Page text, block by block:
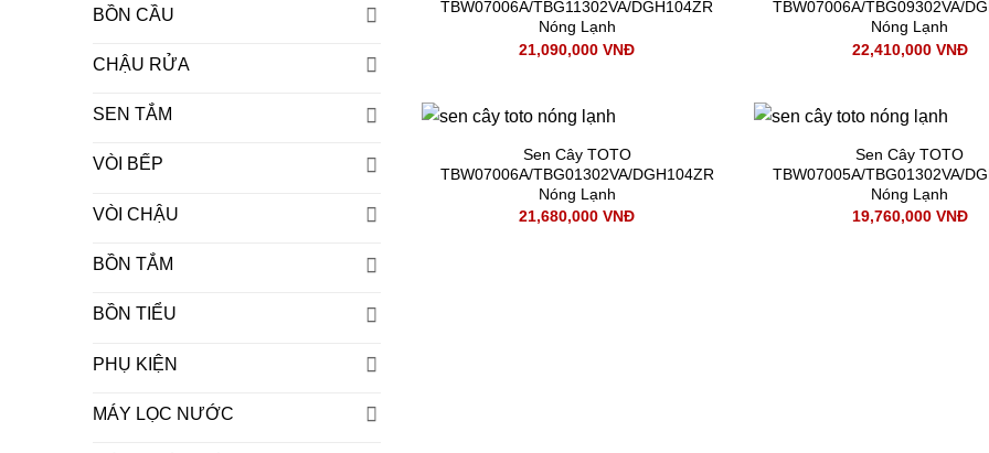
BỒN CẦU
CHẬU RỬA
SEN TẮM
VÒI BẾP
VÒI CHẬU
BỒN TẮM
BỒN TIỂU
PHỤ KIỆN
MÁY LỌC NƯỚC
TBW07006A/TBG11302VA/DGH104ZR
Nóng Lạnh
21,090,000VNĐ
TBW07006A/TBG09302VA/
Nóng Lạnh
22,410,000 VNĐ
Sen Cây TOTO
TBW07006A/TBG01302VA/DGH104ZR
Nóng Lạnh
21,680,000VNĐ
Sen Cây TOTO
TBW07005A/TBG01302VA/
Nóng Lạnh
19,760,000 VNĐ